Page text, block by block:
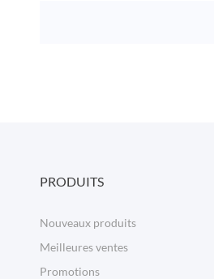
PRODUITS
Nouveaux produits
Meilleures ventes
Promotions